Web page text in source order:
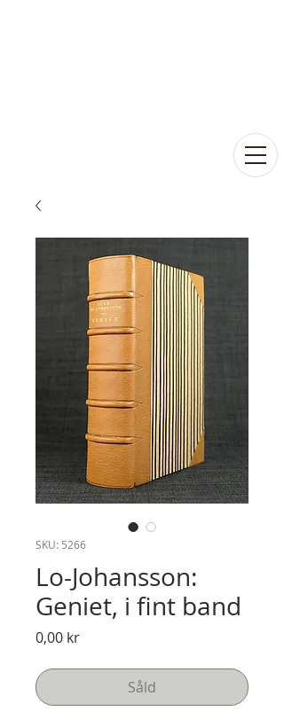
SKU: 5266
Lo-Johansson:
Geniet, i fint band
0,00 krPris
Såld